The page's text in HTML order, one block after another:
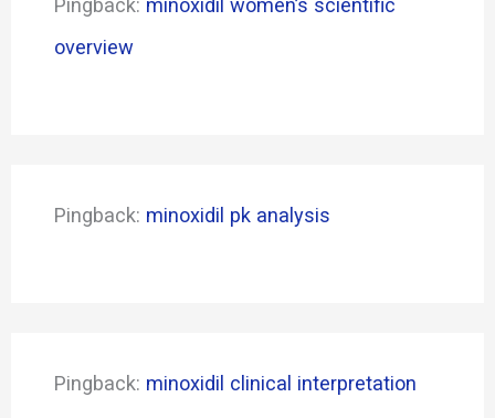
Pingback: minoxidil women’s scientific
overview
Pingback: minoxidil pk analysis
Pingback: minoxidil clinical interpretation